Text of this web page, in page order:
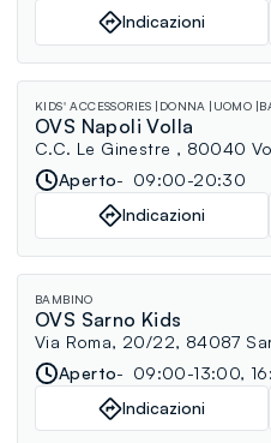
Indicazioni
KIDS' ACCESSORIES DONNA UOMO
OVS Napoli Volla
C.C. Le Ginestre , 80040
Aperto
09:00-20:30
Indicazioni
BAMBINO
OVS Sarno Kids
Via Roma, 20/22, 84087
Aperto
09:00-13:00,
Indicazioni